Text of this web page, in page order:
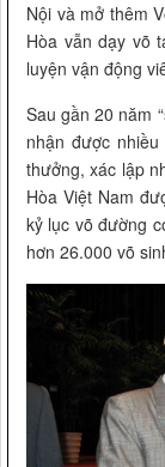
Nội và mở thêm
Hòa vẫn dạy võ
luyện vận động
Sau gần 20 năm
nhận được
thưởng, xác lập
Hòa Việt Nam
kỷ lục võ đường
hơn 26.000 võ